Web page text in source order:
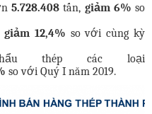
5.728.408 tấn, giảm 6%so
giảm 12,4% so với cùng kỳ
thép các loại
so với Quý I năm 2019.